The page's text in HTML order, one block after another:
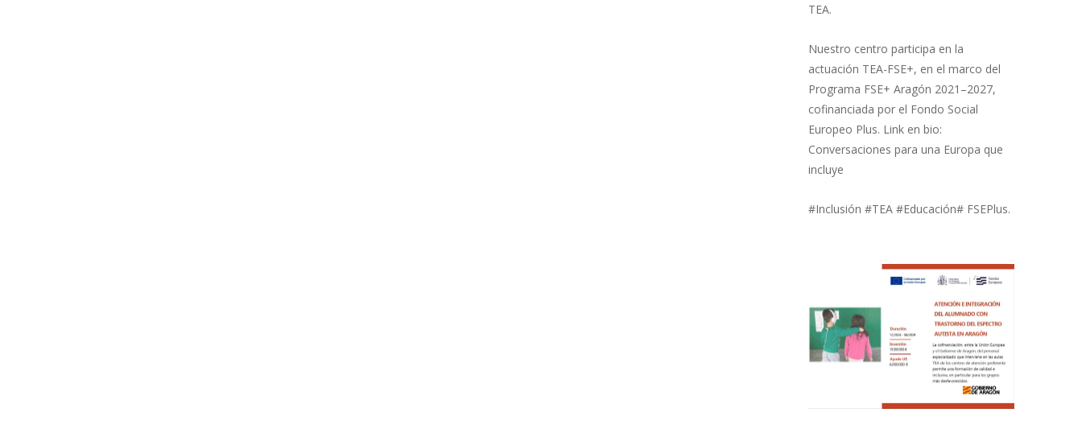
TEA.
Nuestro centro participa en la
actuación TEA-FSE+, en el marco del
Programa FSE+ Aragón 2021–2027,
cofinanciada por el Fondo Social
Europeo Plus. Link en bio:
Conversaciones para una Europa que
incluye
#Inclusión #TEA #Educación# FSEPlus.